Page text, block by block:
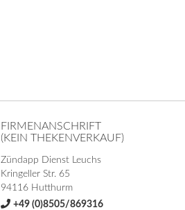
FIRMENANSCHRIFT
(KEIN THEKENVERKAUF)
Zündapp Dienst Leuchs
Kringeller Str. 65
94116 Hutthurm
+49 (0)8505/869316